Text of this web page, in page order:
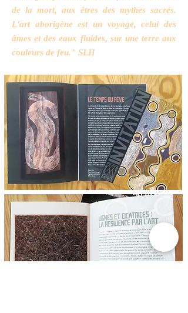
de la mort, aux êtres des mythes sacrés.
L'art aborigène est un voyage, celui des
âmes et des eaux fluides, sur une terre aux
couleurs de feu." SLH